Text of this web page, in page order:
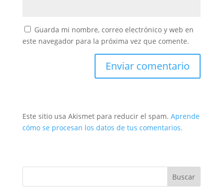
Guarda mi nombre, correo electrónico y web en
este navegador para la próxima vez que comente.
Este sitio usa Akismet para reducir el spam. Aprende
cómo se procesan los datos de tus comentarios.